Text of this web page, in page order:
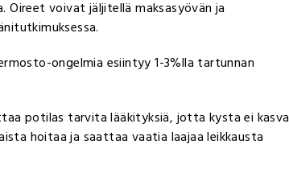
Oireet voivat jäljitellä maksasyövän ja
ongelmia esiintyy 1-3%lla tartunnan
potilas tarvita lääkityksiä, jotta kysta ei kasva
hoitaa ja saattaa vaatia laajaa leikkausta